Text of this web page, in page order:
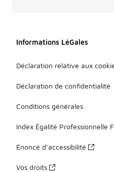
Informations LéGales
Déclaration relative aux
Déclaration de confidentialité
Conditions générales
Index Égalité Professionnelle
Énoncé d’accessibilité
Vos droits